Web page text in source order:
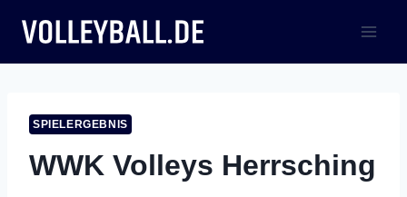
Inhalt
springen
SPIELERGEBNIS
WWK Volleys Herrsching